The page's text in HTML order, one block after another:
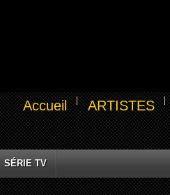
Accueil ARTISTES
SÉRIE TV